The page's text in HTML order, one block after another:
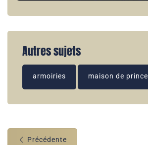
Autres sujets
armoiries maison de prince
Précédente